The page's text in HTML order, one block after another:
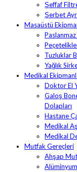
Şeffaf
Şerbet
Masaüstü
Tuzluklar
Yağlık
Medikal
Doktor El
Galoş
Dolapları
Hastane
Medikal
Medikal
Mutfak Gereçleri
Ahşap